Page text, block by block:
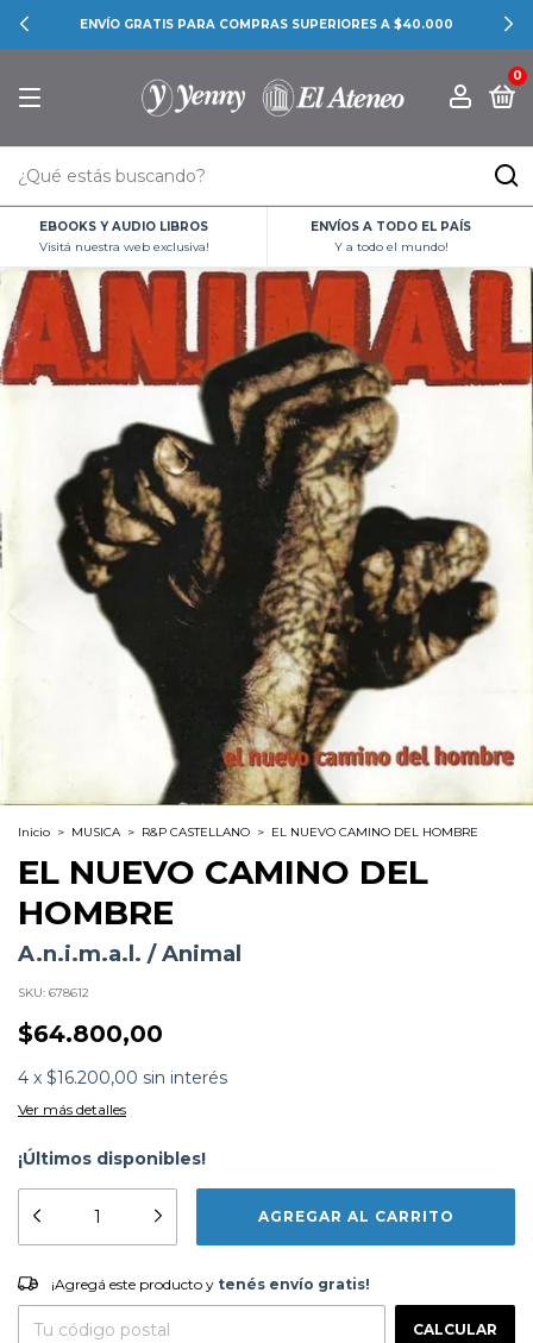
ENVÍO GRATIS PARA COMPRAS SUPERIORES A $40.000
0
EBOOKS Y AUDIO LIBROS
Visitá nuestra web exclusiva!
ENVÍOS A TODO EL PAÍS
Y a todo el mundo!
Inicio > MUSICA > R&P CASTELLANO > EL NUEVO CAMINO DEL HOMBRE
EL NUEVO CAMINO DEL
HOMBRE
A.n.i.m.a.l. / Animal
SKU: 678612
$64.800,00
4 x $16.200,00 sin interés
Ver más detalles
¡Últimos disponibles!
¡Agregá este producto ytenés envío gratis!
CAMBIAR CP
¡Agregá este producto y tenés envío gratis!
CALCULAR
Formato:LP VINILO
Código:5054197057595
Fecha Publicación:10/2020